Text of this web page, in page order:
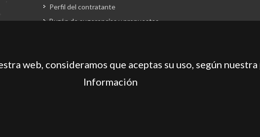
Perfil del contratante
Buzón de sugerencias y propuestas
web, consideramos que aceptas su uso, según
Información